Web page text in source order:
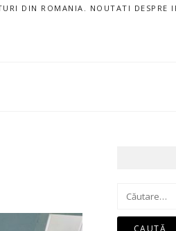
DIN ROMANIA. NOUTATI DESPRE
Caută